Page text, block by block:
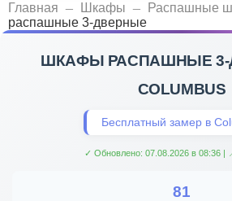
Главная Шкафы Распашные
распашные 3-дверные
ШКАФЫ РАСПАШНЫЕ 3-
COLUMBUS
Бесплатный замер в
✓ Обновлено: 07.08.2026 в 08:36 |
81